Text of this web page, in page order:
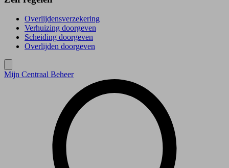
Overlijdensverzekering
Verhuizing doorgeven
Scheiding doorgeven
Overlijden doorgeven
Mijn Centraal Beheer